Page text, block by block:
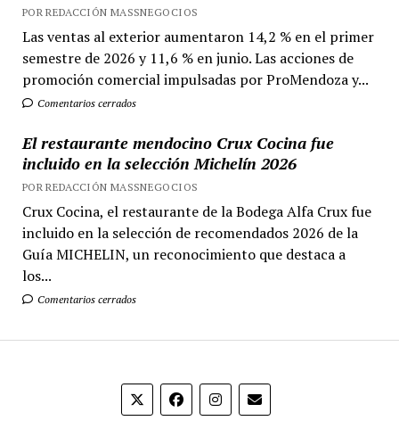
POR REDACCIÓN MASSNEGOCIOS
Las ventas al exterior aumentaron 14,2 % en el primer
semestre de 2026 y 11,6 % en junio. Las acciones de
promoción comercial impulsadas por ProMendoza y...
Comentarios cerrados
El restaurante mendocino Crux Cocina fue
incluido en la selección Michelín 2026
POR REDACCIÓN MASSNEGOCIOS
Crux Cocina, el restaurante de la Bodega Alfa Crux fue
incluido en la selección de recomendados 2026 de la
Guía MICHELIN, un reconocimiento que destaca a
los...
Comentarios cerrados